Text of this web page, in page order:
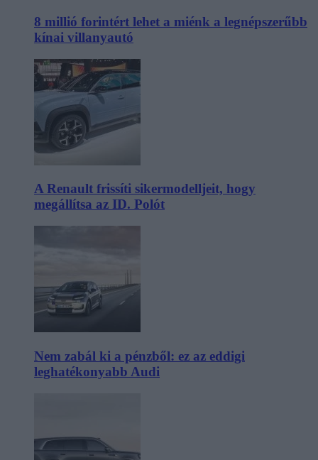
8 millió forintért lehet a miénk a legnépszerűbb
kínai villanyautó
A Renault frissíti sikermodelljeit, hogy
megállítsa az ID. Polót
Nem zabál ki a pénzből: ez az eddigi
leghatékonyabb Audi